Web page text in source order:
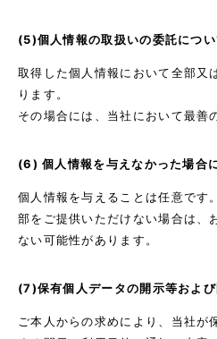
(5)個人情報の取扱いの委託につい
取得した個人情報において全部又
ります。
その場合には、当社において最善
(6) 個人情報を与えなかった場合
個人情報を与えることは任意です
部をご提供いただけない場合は、
ない可能性があります。
(7)保有個人データの開示等およ
ご本人からの求めにより、当社が